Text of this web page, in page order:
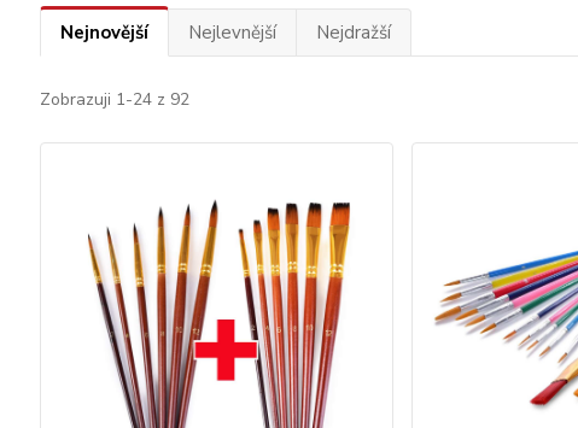
Nejnovější Nejlevnější Nejdražší
Zobrazuji 1-24 z 92